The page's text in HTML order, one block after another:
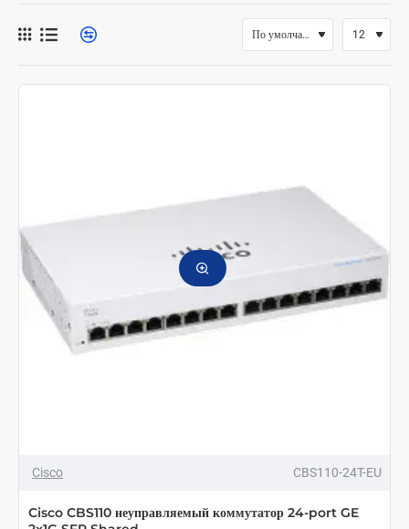
Cisco CBS110-24T-EU
Cisco CBS110 неуправляемый коммутатор 24-port GE